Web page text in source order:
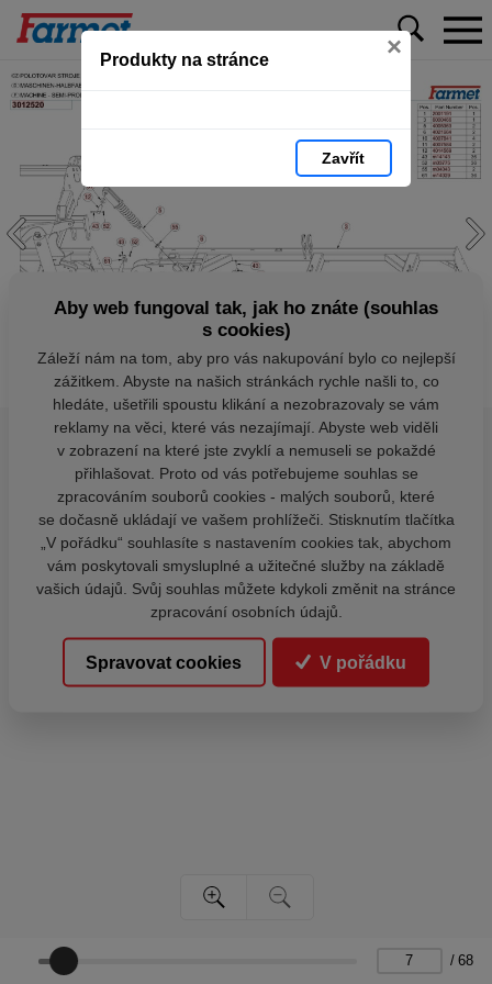
Produkty na stránce ×
Zavřít
/ 68
Aby web fungoval tak, jak ho znáte (souhlas
s cookies)
Záleží nám na tom, aby pro vás nakupování bylo co nejlepší
zážitkem. Abyste na našich stránkách rychle našli to, co
hledáte, ušetřili spoustu klikání a nezobrazovaly se vám
reklamy na věci, které vás nezajímají. Abyste web viděli
v zobrazení na které jste zvyklí a nemuseli se pokaždé
přihlašovat. Proto od vás potřebujeme souhlas se
zpracováním souborů cookies - malých souborů, které
se dočasně ukládají ve vašem prohlížeči. Stisknutím tlačítka
„V pořádku“ souhlasíte s nastavením cookies tak, abychom
vám poskytovali smysluplné a užitečné služby na základě
vašich údajů. Svůj souhlas můžete kdykoli změnit na stránce
zpracování osobních údajů.
Spravovat cookies V pořádku